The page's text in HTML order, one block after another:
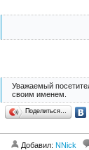
Уважаемый
своим именем.
Поделиться…
Добавил: NNick